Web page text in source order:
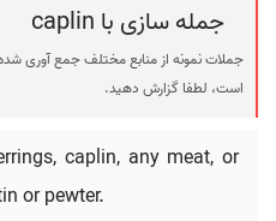
جمله سازی با caplin
جملات نمونه از منابع مختلف جمع آوری
است، لطفا گزارش دهید.
caplin, any meat, or
or pewter.